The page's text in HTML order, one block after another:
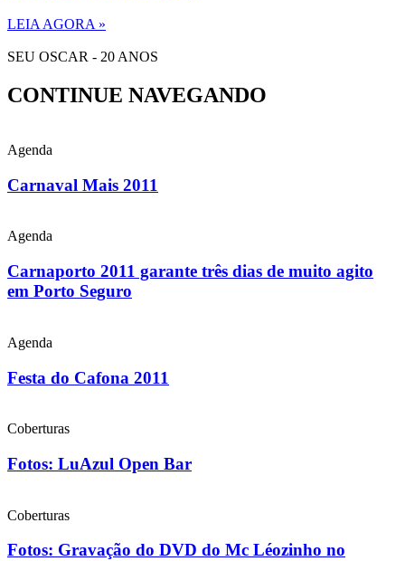
LEIA AGORA »
SEU OSCAR - 20 ANOS
CONTINUE NAVEGANDO
Agenda
Carnaval Mais 2011
Agenda
Carnaporto 2011 garante três dias de muito agito
em Porto Seguro
Agenda
Festa do Cafona 2011
Coberturas
Fotos: LuAzul Open Bar
Coberturas
Fotos: Gravação do DVD do Mc Léozinho no